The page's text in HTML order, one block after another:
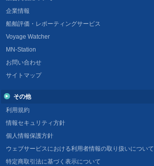
企業情報
船舶評価・レポーティングサービス
Voyage Watcher
MN-Station
お問い合わせ
サイトマップ
その他
利用規約
情報セキュリティ方針
個人情報保護方針
ウェブサービスにおける利用者情報の取り扱いについて
特定商取引法に基づく表示について